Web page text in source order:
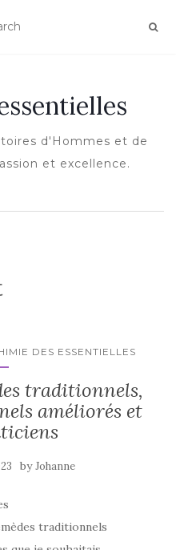
d'Hommes et de
et excellence.
DES ESSENTIELLES
traditionnels,
améliorés et
byJohanne
traditionnels